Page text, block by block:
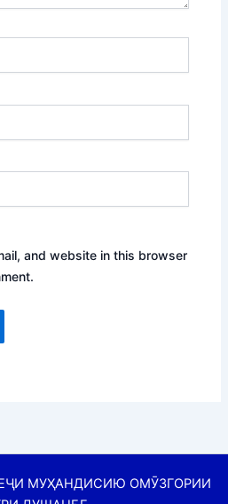
and website in this browser
МУҲАНДИСИЮ ОМӮЗГОРИИ